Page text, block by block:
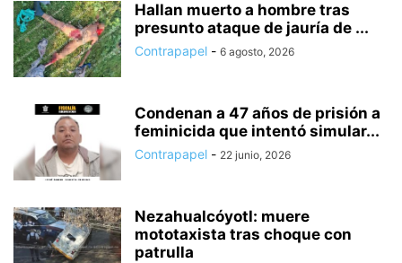
Hallan muerto a hombre tras
presunto ataque de jauría de ...
Contrapapel - 6 agosto, 2026
Condenan a 47 años de prisión a
feminicida que intentó simular...
Contrapapel - 22 junio, 2026
Nezahualcóyotl: muere
mototaxista tras choque con
patrulla